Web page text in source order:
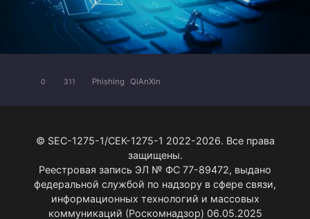
0 311 Phishing QiAnXin
© SEC-1275-1/СЕК-1275-1 2022-2026. Все права
защищены.
Реестровая запись ЭЛ № ФС 77-89472, выдано
федеральной службой по надзору в сфере связи,
информационных технологий и массовых
коммуникаций (Роскомнадзор) 06.05.2025